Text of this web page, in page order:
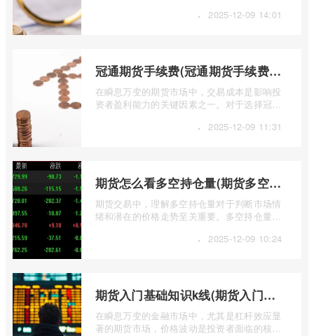
· 2025-12-09 14:01
冠通期货手续费(冠通期货手续费返还比例)
在瞬息万变的期货市场中，交易成本是影响投
资者盈利能力的关键因素之一。对于选择冠通
· 2025-12-09 11:31
期货怎么看多空持仓量(期货多空持仓量指标公式)
期货交易中，理解多空持仓量对于判断市场情
绪和潜在的价格走势至关重要。多空持仓量反
· 2025-12-09 10:24
期货入门基础知识k线(期货入门基础知识k线图)
在瞬息万变的金融市场中，尤其是杠杆效应显
著的期货市场，价格波动是投资者面临的核心